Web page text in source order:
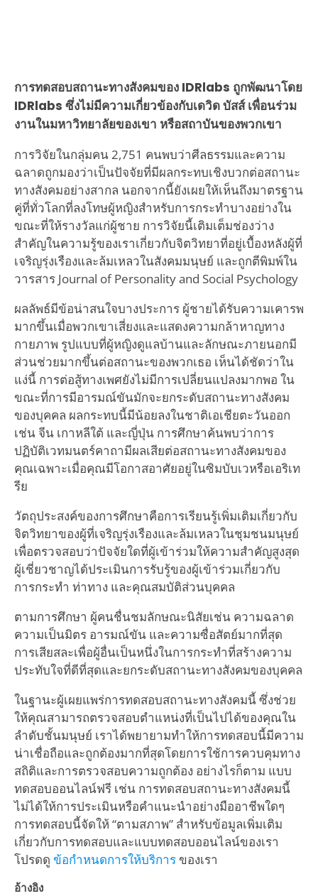
การทดสอบสถานะทางสังคมของ IDRlabs ถูกพัฒนาโดย
IDRlabs ซึ่งไม่มีความเกี่ยวข้องกับเดวิด บัสส์ เพื่อนร่วม
งานในมหาวิทยาลัยของเขา หรือสถาบันของพวกเขา
การวิจัยในกลุ่มคน 2,751 คนพบว่าศีลธรรมและความ
ฉลาดถูกมองว่าเป็นปัจจัยที่มีผลกระทบเชิงบวกต่อสถานะ
ทางสังคมอย่างสากล นอกจากนี้ยังเผยให้เห็นถึงมาตรฐาน
คู่ที่ทั่วโลกที่ลงโทษผู้หญิงสำหรับการกระทำบางอย่างใน
ขณะที่ให้รางวัลแก่ผู้ชาย การวิจัยนี้เติมเต็มช่องว่าง
สำคัญในความรู้ของเราเกี่ยวกับจิตวิทยาที่อยู่เบื้องหลังผู้ที่
เจริญรุ่งเรืองและล้มเหลวในสังคมมนุษย์ และถูกตีพิมพ์ใน
วารสาร Journal of Personality and Social Psychology
ผลลัพธ์มีข้อน่าสนใจบางประการ ผู้ชายได้รับความเคารพ
มากขึ้นเมื่อพวกเขาเสี่ยงและแสดงความกล้าหาญทาง
กายภาพ รูปแบบที่ผู้หญิงดูแลบ้านและลักษณะภายนอกมี
ส่วนช่วยมากขึ้นต่อสถานะของพวกเธอ เห็นได้ชัดว่าใน
แง่นี้ การต่อสู้ทางเพศยังไม่มีการเปลี่ยนแปลงมากพอ ใน
ขณะที่การมีอารมณ์ขันมักจะยกระดับสถานะทางสังคม
ของบุคคล ผลกระทบนี้มีน้อยลงในชาติเอเชียตะวันออก
เช่น จีน เกาหลีใต้ และญี่ปุ่น การศึกษาค้นพบว่าการ
ปฏิบัติเวทมนตร์คาถามีผลเสียต่อสถานะทางสังคมของ
คุณเฉพาะเมื่อคุณมีโอกาสอาศัยอยู่ในซิมบับเวหรือเอริเท
รีย
วัตถุประสงค์ของการศึกษาคือการเรียนรู้เพิ่มเติมเกี่ยวกับ
จิตวิทยาของผู้ที่เจริญรุ่งเรืองและล้มเหลวในชุมชนมนุษย์
เพื่อตรวจสอบว่าปัจจัยใดที่ผู้เข้าร่วมให้ความสำคัญสูงสุด
ผู้เชี่ยวชาญได้ประเมินการรับรู้ของผู้เข้าร่วมเกี่ยวกับ
การกระทำ ท่าทาง และคุณสมบัติส่วนบุคคล
ตามการศึกษา ผู้คนชื่นชมลักษณะนิสัยเช่น ความฉลาด
ความเป็นมิตร อารมณ์ขัน และความซื่อสัตย์มากที่สุด
การเสียสละเพื่อผู้อื่นเป็นหนึ่งในการกระทำที่สร้างความ
ประทับใจที่ดีที่สุดและยกระดับสถานะทางสังคมของบุคคล
ในฐานะผู้เผยแพร่การทดสอบสถานะทางสังคมนี้ ซึ่งช่วย
ให้คุณสามารถตรวจสอบตำแหน่งที่เป็นไปได้ของคุณใน
ลำดับชั้นมนุษย์ เราได้พยายามทำให้การทดสอบนี้มีความ
น่าเชื่อถือและถูกต้องมากที่สุดโดยการใช้การควบคุมทาง
สถิติและการตรวจสอบความถูกต้อง อย่างไรก็ตาม แบบ
ทดสอบออนไลน์ฟรี เช่น การทดสอบสถานะทางสังคมนี้
ไม่ได้ให้การประเมินหรือคำแนะนำอย่างมืออาชีพใดๆ
การทดสอบนี้จัดให้ “ตามสภาพ” สำหรับข้อมูลเพิ่มเติม
เกี่ยวกับการทดสอบและแบบทดสอบออนไลน์ของเรา
โปรดดู ข้อกำหนดการให้บริการของเรา
อ้างอิง